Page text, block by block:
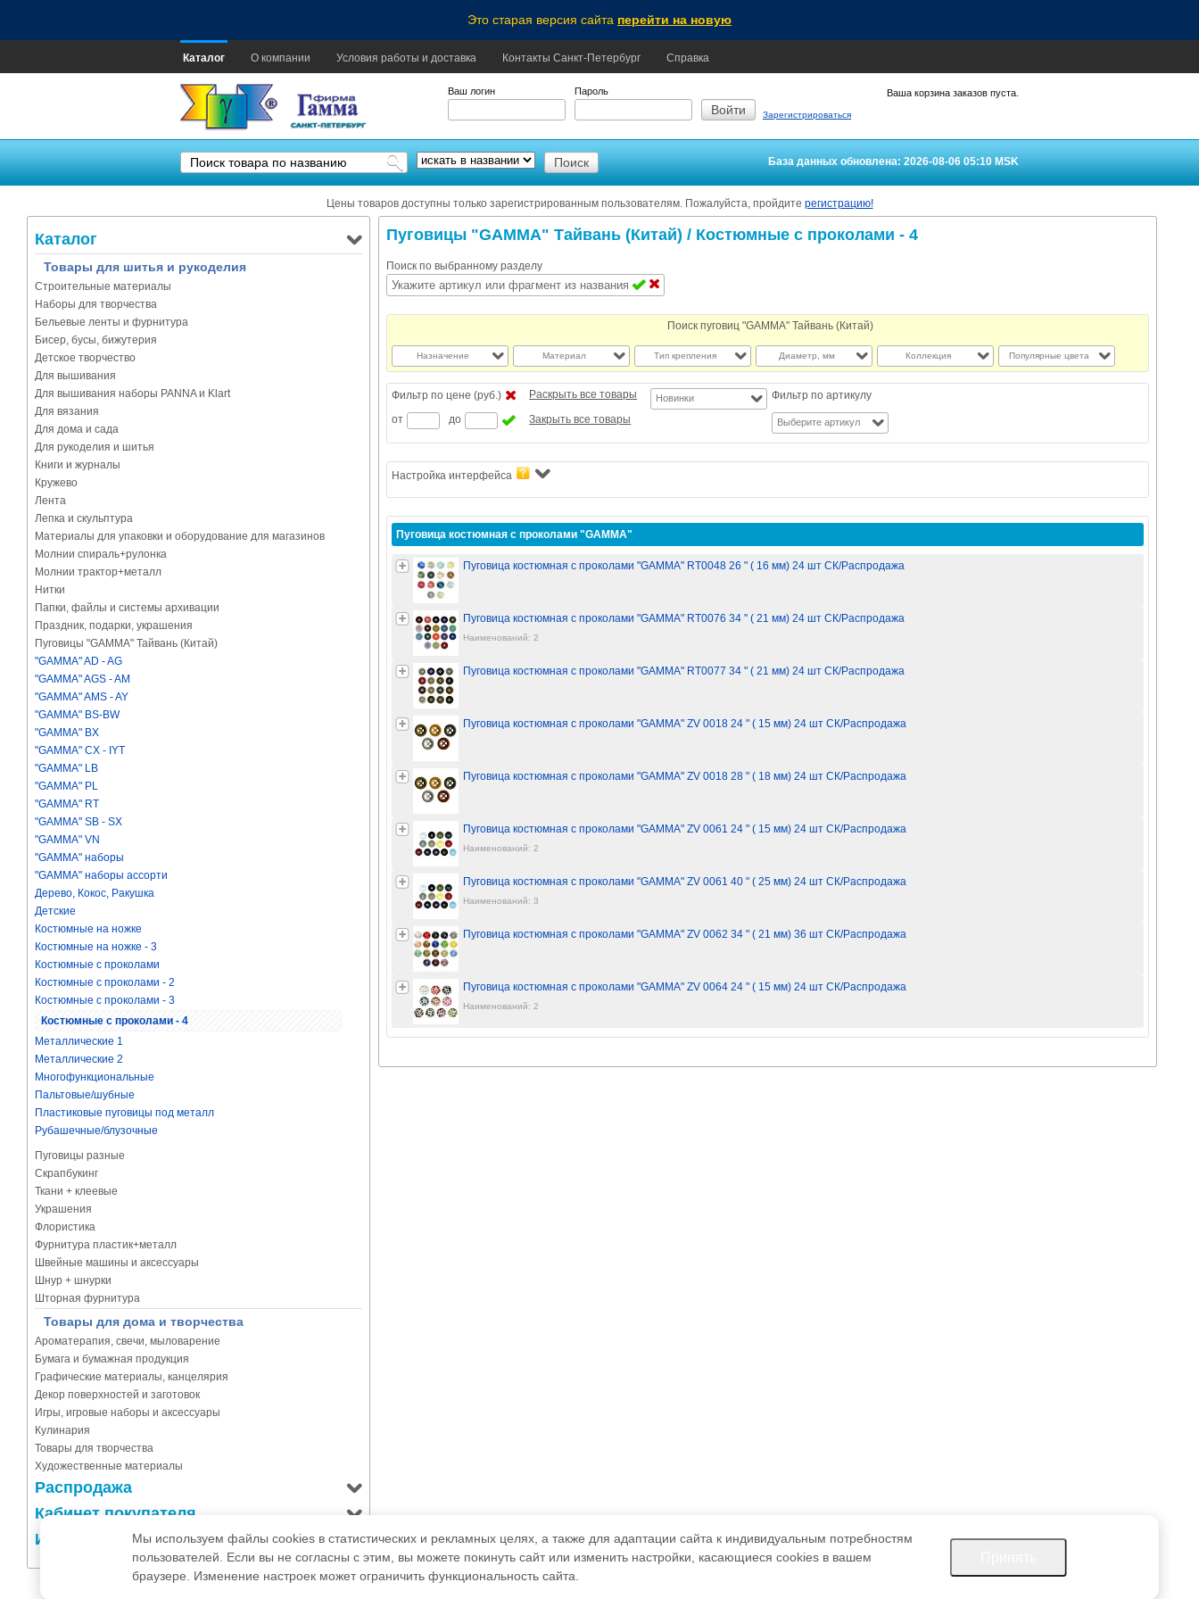
Это старая версия сайта перейти на новую
Каталог О компании Условия работы и доставка Контакты Санкт-Петербург Справка
Ваш логин Пароль
Зарегистрироваться
Ваша корзина заказов пуста.
База данных обновлена: 2026-08-06 05:10 MSK
Цены товаров доступны только зарегистрированным пользователям. Пожалуйста, пройдите регистрацию!
Каталог
Товары для шитья и рукоделия
Строительные материалы
Наборы для творчества
Бельевые ленты и фурнитура
Бисер, бусы, бижутерия
Детское творчество
Для вышивания
Для вышивания наборы PANNA и Klart
Для вязания
Для дома и сада
Для рукоделия и шитья
Книги и журналы
Кружево
Лента
Лепка и скульптура
Материалы для упаковки и оборудование для магазинов
Молнии спираль+рулонка
Молнии трактор+металл
Нитки
Папки, файлы и системы архивации
Праздник, подарки, украшения
Пуговицы "GAMMA" Тайвань (Китай)
"GAMMA" AD - AG
"GAMMA" AGS - AM
"GAMMA" AMS - AY
"GAMMA" BS-BW
"GAMMA" BX
"GAMMA" CX - IYT
"GAMMA" LB
"GAMMA" PL
"GAMMA" RT
"GAMMA" SB - SX
"GAMMA" VN
"GAMMA" наборы
"GAMMA" наборы ассорти
Дерево, Кокос, Ракушка
Детские
Костюмные на ножке
Костюмные на ножке - 3
Костюмные с проколами
Костюмные с проколами - 2
Костюмные с проколами - 3
Костюмные с проколами - 4
Металлические 1
Металлические 2
Многофункциональные
Пальтовые/шубные
Пластиковые пуговицы под металл
Рубашечные/блузочные
Пуговицы разные
Скрапбукинг
Ткани + клеевые
Украшения
Флористика
Фурнитура пластик+металл
Швейные машины и аксессуары
Шнур + шнурки
Шторная фурнитура
Товары для дома и творчества
Ароматерапия, свечи, мыловарение
Бумага и бумажная продукция
Графические материалы, канцелярия
Декор поверхностей и заготовок
Игры, игровые наборы и аксессуары
Кулинария
Товары для творчества
Художественные материалы
Распродажа
Кабинет покупателя
Информация
Пуговицы "GAMMA" Тайвань (Китай) / Костюмные с проколами - 4
Поиск по выбранному разделу
Поиск пуговиц "GAMMA" Тайвань (Китай)
Назначение Материал Тип крепления Диаметр, мм Коллекция Популярные цвета
Фильтр по цене (руб.)
от
до
Раскрыть все товары
Закрыть все товары
Новинки Фильтр по артикулу
Выберите артикул
Настройка интерфейса
Пуговица костюмная с проколами "GAMMA"
Пуговица костюмная с проколами "GAMMA" RT0048 26 " ( 16 мм) 24 шт СК/Распродажа
Пуговица костюмная с проколами "GAMMA" RT0076 34 " ( 21 мм) 24 шт СК/Распродажа
Наименований: 2
Пуговица костюмная с проколами "GAMMA" RT0077 34 " ( 21 мм) 24 шт СК/Распродажа
Пуговица костюмная с проколами "GAMMA" ZV 0018 24 " ( 15 мм) 24 шт СК/Распродажа
Пуговица костюмная с проколами "GAMMA" ZV 0018 28 " ( 18 мм) 24 шт СК/Распродажа
Пуговица костюмная с проколами "GAMMA" ZV 0061 24 " ( 15 мм) 24 шт СК/Распродажа
Наименований: 2
Пуговица костюмная с проколами "GAMMA" ZV 0061 40 " ( 25 мм) 24 шт СК/Распродажа
Наименований: 3
Пуговица костюмная с проколами "GAMMA" ZV 0062 34 " ( 21 мм) 36 шт СК/Распродажа
Пуговица костюмная с проколами "GAMMA" ZV 0064 24 " ( 15 мм) 24 шт СК/Распродажа
Наименований: 2
Мы используем файлы cookies в статистических и рекламных целях, а также для адаптации сайта к индивидуальным потребностям
пользователей. Если вы не согласны с этим, вы можете покинуть сайт или изменить настройки, касающиеся cookies в вашем
браузере. Изменение настроек может ограничить функциональность сайта.